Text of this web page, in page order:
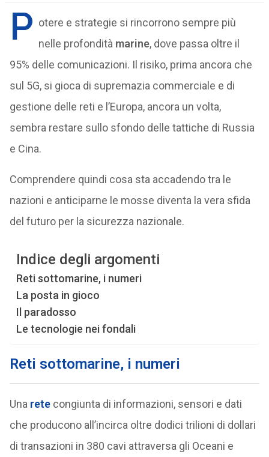
P otere e strategie si rincorrono sempre più
nelle profondità marine, dove passa oltre il
95% delle comunicazioni. Il risiko, prima ancora che
sul 5G, si gioca di supremazia commerciale e di
gestione delle reti e l’Europa, ancora un volta,
sembra restare sullo sfondo delle tattiche di Russia
e Cina.
Comprendere quindi cosa sta accadendo tra le
nazioni e anticiparne le mosse diventa la vera sfida
del futuro per la sicurezza nazionale.
Indice degli argomenti
Reti sottomarine, i numeri
La posta in gioco
Il paradosso
Le tecnologie nei fondali
Reti sottomarine, i numeri
Una retecongiunta di informazioni, sensori e dati
che producono all’incirca oltre dodici trilioni di dollari
di transazioni in 380 cavi attraversa gli Oceani e